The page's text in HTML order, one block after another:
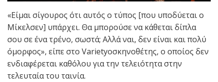
«Είμαι σίγουρος ότι αυτός ο τύπος [που υποδύεται ο
Μίκελσεν] υπάρχει. Θα μπορούσε να κάθεται δίπλα
σου σε ένα τρένο, σωστά; Αλλά ναι, δεν είναι και πολύ
όμορφος», είπε στο Varietyoσκηνοθέτης, ο οποίος δεν
ενδιαφέρεται καθόλου για την τελειότητα στην
τελευταία του ταινία.